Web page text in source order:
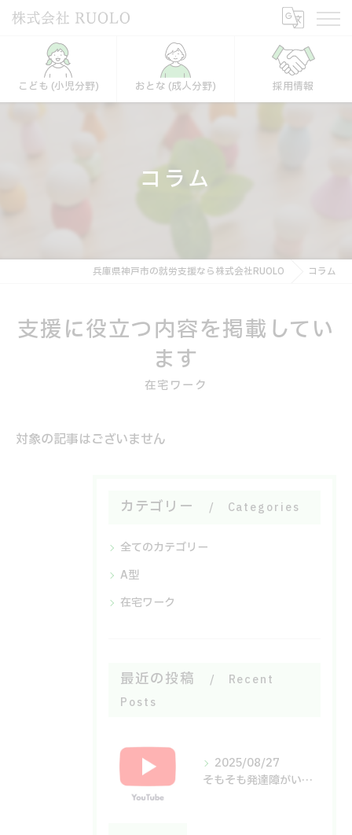
こども (小児分野) おとな (成人分野) 採用情報
コラム
兵庫県神戸市の就労支援なら株式会社RUOLO コラム
支援に役立つ内容を掲載してい
ます
在宅ワーク
対象の記事はございません
カテゴリー Categories
全てのカテゴリー
A型
在宅ワーク
最近の投稿
Recent
Posts
2025/08/27
そもそも発達障がいとは何なのか？